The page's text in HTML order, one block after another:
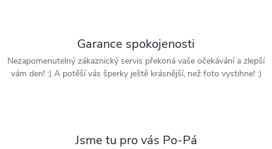
Garance spokojenosti
Nezapomenutelný zákaznický servis překoná vaše očekávání a zlepší
vám den! :) A potěší vás šperky ještě krásnější, než foto vystihne! :)
Jsme tu pro vás Po-Pá